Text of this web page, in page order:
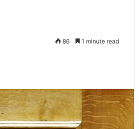
86 1 minute read